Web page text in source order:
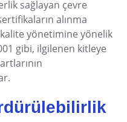
sağlayan çevre
alınma
kalite yönetimine yönelik
gibi, ilgilenen kitleye